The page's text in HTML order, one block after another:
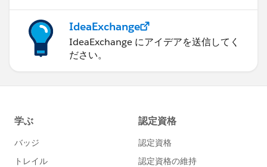
IdeaExchange
IdeaExchange にアイデアを送信してく
ださい。